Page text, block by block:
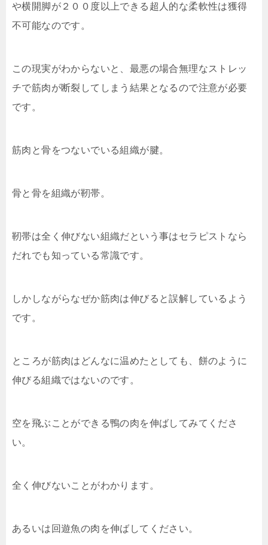
や横開脚が２００度以上できる超人的な柔軟性は獲得
不可能なのです。
この現実がわからないと、最悪の場合無理なストレッ
チで筋肉が断裂してしまう結果となるので注意が必要
です。
筋肉と骨をつないでいる組織が腱。
骨と骨を組織が靭帯。
靭帯は全く伸びない組織だという事はセラピストなら
だれでも知っている常識です。
しかしながらなぜか筋肉は伸びると誤解しているよう
です。
ところが筋肉はどんなに温めたとしても、餅のように
伸びる組織ではないのです。
空を飛ぶことができる鴨の肉を伸ばしてみてくださ
い。
全く伸びないことがわかります。
あるいは回遊魚の肉を伸ばしてください。